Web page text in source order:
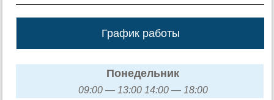
График работы
Понедельник
09:00 — 13:00 14:00 — 18:00